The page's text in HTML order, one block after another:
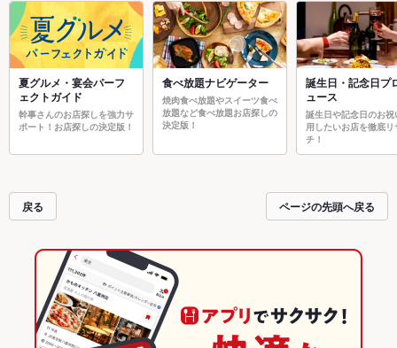
夏グルメ・宴会パーフ
ェクトガイド
幹事さんのお店探しを強力サ
ポート！お店探しの決定版！
食べ放題ナビゲーター
焼肉食べ放題やスイーツ食べ
放題など食べ放題お店探しの
決定版！
誕生日・記念日プ
ュース
誕生日や記念日のお祝
用したいお店を徹底リ
チ！
戻る ページの先頭へ戻る